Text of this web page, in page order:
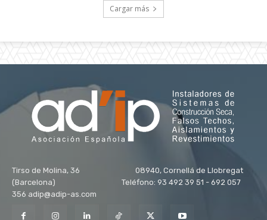
Cargar más
Tirso de Molina, 36 08940, Cornellá de Llobregat
(Barcelona) Teléfono: 93 492 39 51 - 692 057
356 adip@adip-as.com